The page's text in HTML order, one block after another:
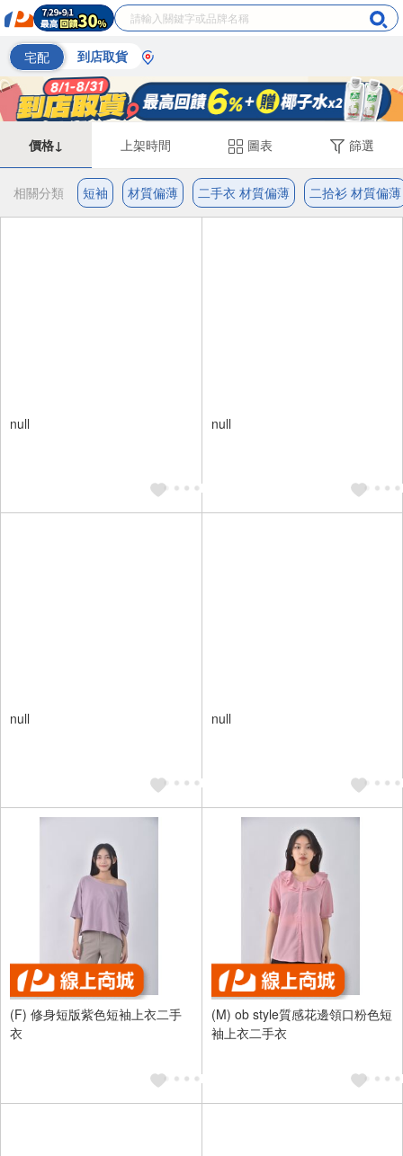
宅配 到店取貨
價格↓ 上架時間 圖表 篩選
相關分類 短袖 材質偏薄 二手衣 材質偏薄 二拾衫 材質偏薄
null null
null null
(F) 修身短版紫色短袖上衣二手
衣
(M) ob style質感花邊領口粉色短
袖上衣二手衣